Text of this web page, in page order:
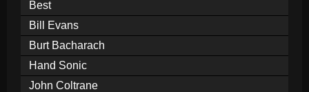
Best
Bill Evans
Burt Bacharach
Hand Sonic
John Coltrane